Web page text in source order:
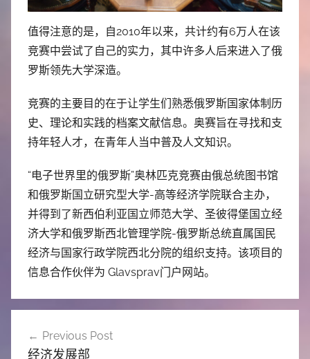
值得注意的是，自2010年以来，共计约有6万人在该
竞赛中尝试了自己的实力，其中许多人后来进入了俄
罗斯领先大学深造。
竞赛的主要目的在于让学生们熟悉俄罗斯国家体制历
史、理论和实践的档案文献信息。奥赛旨在寻找和支
持年轻人才，在青年人当中普及人文知识。
“电子世界里的俄罗斯”奥林匹克竞赛由俄总统图书馆
和俄罗斯国立研究型大学-高等经济学院联合主办，
并得到了新西伯利亚国立师范大学、圣彼得堡国立经
济大学和俄罗斯西北管理学院-俄罗斯总统直属国民
经济与国家行政学院西北分院的组织支持。该项目的
信息合作伙伴为 Glavsprav门户网站。
章
Previous Post
经济发展部